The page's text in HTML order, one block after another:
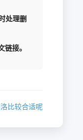
处理删
接。
比较合适呢